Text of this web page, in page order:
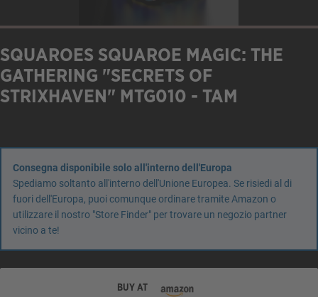
SQUAROES SQUAROE MAGIC: THE
GATHERING "SECRETS OF
STRIXHAVEN" MTG010 - TAM
Consegna disponibile solo all'interno dell'Europa
Spediamo soltanto all'interno dell'Unione Europea. Se risiedi al di
fuori dell'Europa, puoi comunque ordinare tramite Amazon o
utilizzare il nostro "Store Finder" per trovare un negozio partner
vicino a te!
BUY AT